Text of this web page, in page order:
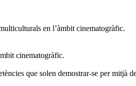
en l’àmbit cinematogràfic.
cinematogràfic.
que solen demostrar-se per mitjà